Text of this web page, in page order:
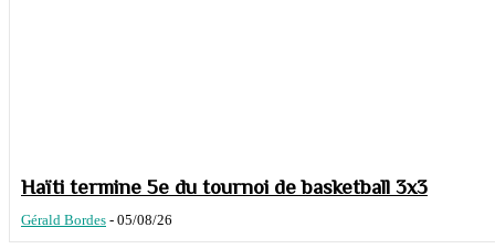
Haïti termine 5e du tournoi de basketball 3x3
Gérald Bordes - 05/08/26